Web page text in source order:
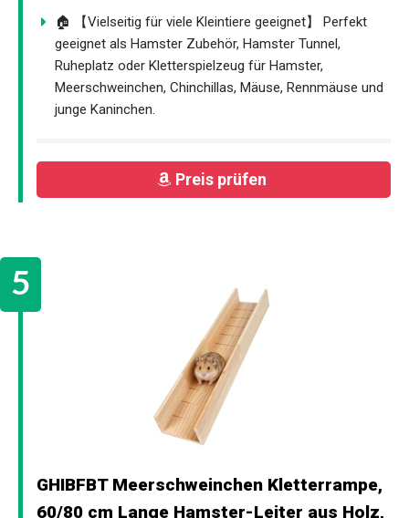
🏠 【Vielseitig für viele Kleintiere geeignet】 Perfekt
geeignet als Hamster Zubehör, Hamster Tunnel,
Ruheplatz oder Kletterspielzeug für Hamster,
Meerschweinchen, Chinchillas, Mäuse, Rennmäuse und
junge Kaninchen.
Preis prüfen
GHIBFBT Meerschweinchen Kletterrampe,
60/80 cm Lange Hamster-Leiter aus Holz,